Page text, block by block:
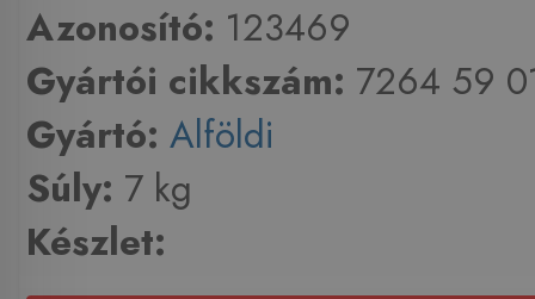
Azonosító: 123469
Gyártói cikkszám: 7264 59
Gyártó: Alföldi
Súly: 7 kg
Készlet: